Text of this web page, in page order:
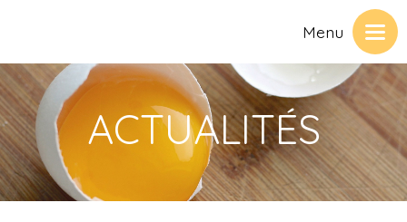
Menu
ACTUALITÉS